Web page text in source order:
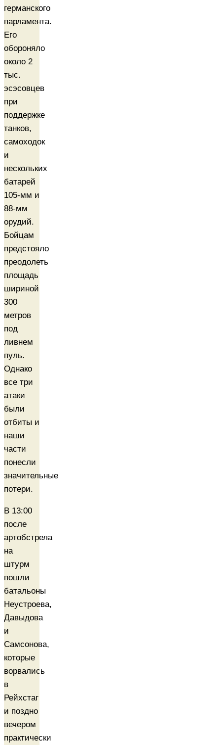
германского
парламента.
Его
обороняло
около 2
тыс.
эсэсовцев
при
поддержке
танков,
самоходок
и
нескольких
батарей
105-мм и
88-мм
орудий.
Бойцам
предстояло
преодолеть
площадь
шириной
300
метров
под
ливнем
пуль.
Однако
все три
атаки
были
отбиты и
наши
части
понесли
значительные
потери.
В 13:00
после
артобстрела
на
штурм
пошли
батальоны
Неустроева,
Давыдова
и
Самсонова,
которые
ворвались
в
Рейхстаг
и поздно
вечером
практически